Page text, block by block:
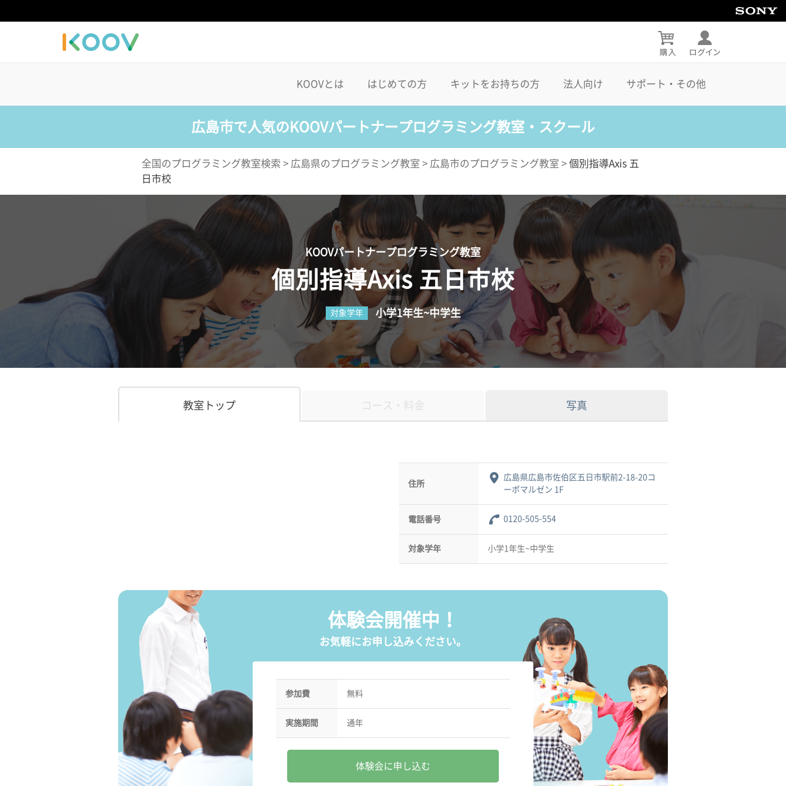
KOOVとは はじめての方 キットをお持ちの方 法人向け サポート・その他
広島市で人気のKOOVパートナープログラミング教室・スクール
全国のプログラミング教室検索 > 広島県のプログラミング教室 > 広島市のプログラミング教室 > 個別指導Axis 五
日市校
KOOVパートナープログラミング教室
個別指導Axis 五日市校
対象学年 小学1年生~中学生
教室トップ コース・料金 写真
住所
広島県広島市佐伯区五日市駅前2-18-20コ
ーポマルゼン 1F
電話番号 0120-505-554
対象学年 小学1年生~中学生
体験会開催中！
お気軽にお申し込みください。
参加費 無料
実施期間 通年
体験会に申し込む